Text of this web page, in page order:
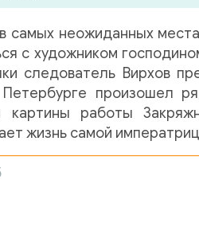
самых неожиданных
с художником
следователь Вирхов
произошел
работы
жизнь самой